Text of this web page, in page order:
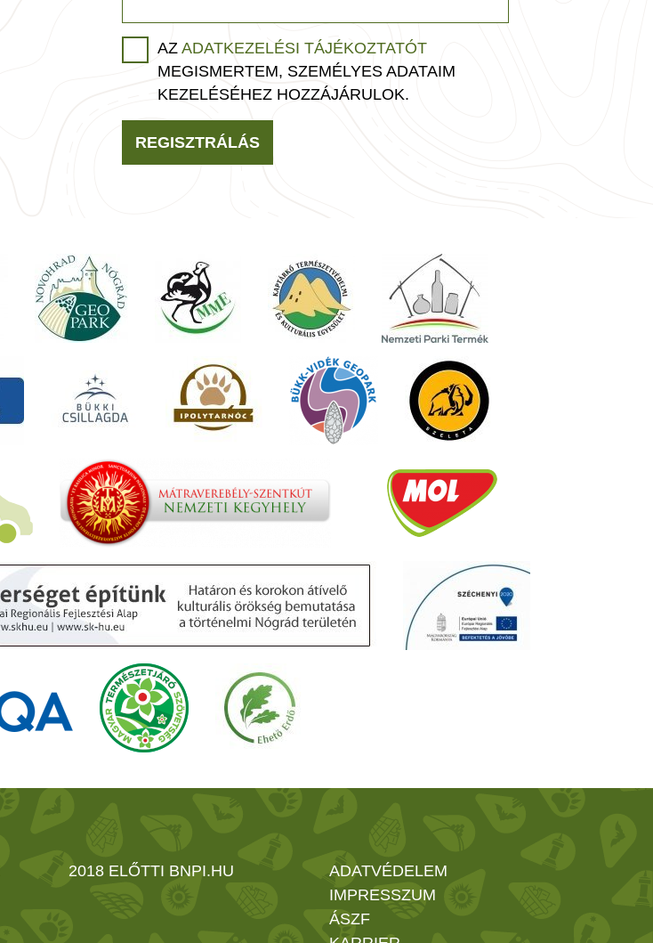
AZ ADATKEZELÉSI TÁJÉKOZTATÓT
MEGISMERTEM, SZEMÉLYES ADATAIM
KEZELÉSÉHEZ HOZZÁJÁRULOK.
REGISZTRÁLÁS
2018 ELŐTTI BNPI.HU
ADATVÉDELEM
IMPRESSZUM
ÁSZF